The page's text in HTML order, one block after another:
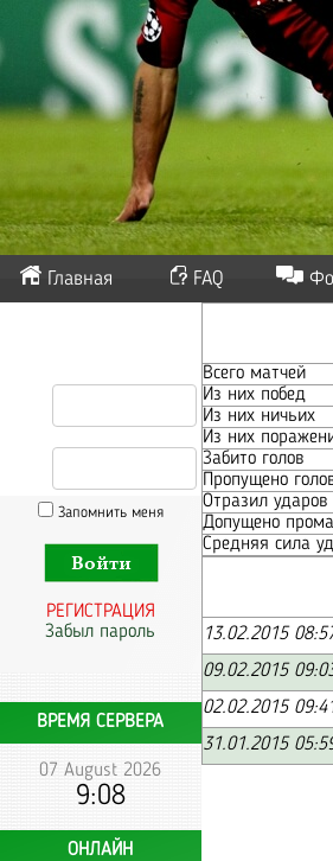
Главная FAQ
Запомнить меня
РЕГИСТРАЦИЯ
Забыл пароль
ВРЕМЯ СЕРВЕРА
07 August 2026
9:08
ОНЛАЙН
Всего матчей
Из них побед
Из них ничьих
Из них
Забито голов
Пропущено
Отразил ударов
Допущено
Средняя сила
13.02.2015
09.02.2015
02.02.2015
31.01.2015